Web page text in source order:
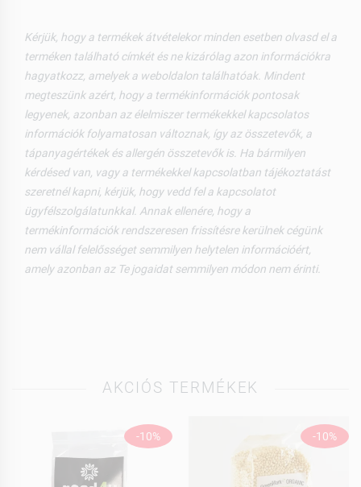
Kérjük, hogy a termékek átvételekor minden esetben olvasd el a
terméken található címkét és ne kizárólag azon információkra
hagyatkozz, amelyek a weboldalon találhatóak. Mindent
megteszünk azért, hogy a termékinformációk pontosak
legyenek, azonban az élelmiszer termékekkel kapcsolatos
információk folyamatosan változnak, így az összetevők, a
tápanyagértékek és allergén összetevők is. Ha bármilyen
kérdésed van, vagy a termékekkel kapcsolatban tájékoztatást
szeretnél kapni, kérjük, hogy vedd fel a kapcsolatot
ügyfélszolgálatunkkal. Annak ellenére, hogy a
termékinformációk rendszeresen frissítésre kerülnek cégünk
nem vállal felelősséget semmilyen helytelen információért,
amely azonban az Te jogaidat semmilyen módon nem érinti.
AKCIÓS TERMÉKEK
-10% -10%